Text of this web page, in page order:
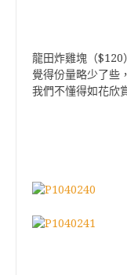
龍田炸雞塊（$120
覺得份量略少了些
我們不懂得如花欣